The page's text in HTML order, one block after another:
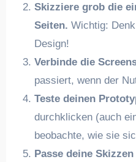
Skizziere grob die
Seiten. Wichtig:
Design!
Verbinde die
passiert, wenn der
Teste deinen
durchklicken (auch
beobachte, wie sie
Passe deine Skizzen